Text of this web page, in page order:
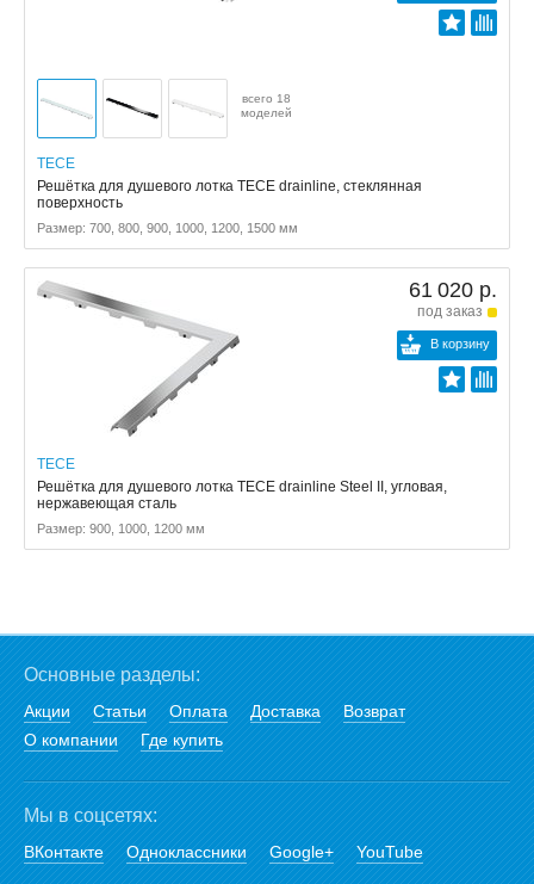
всего 18
моделей
TECE
Решётка для душевого лотка TECE drainline, стеклянная
поверхность
Размер: 700, 800, 900, 1000, 1200, 1500 мм
61 020 р.
под заказ
В корзину
TECE
Решётка для душевого лотка TECE drainline Steel II, угловая,
нержавеющая сталь
Размер: 900, 1000, 1200 мм
Основные разделы:
Акции Статьи Оплата Доставка
Возврат
О компании
Где купить
Мы в соцсетях:
ВКонтакте Одноклассники Google+ YouTube